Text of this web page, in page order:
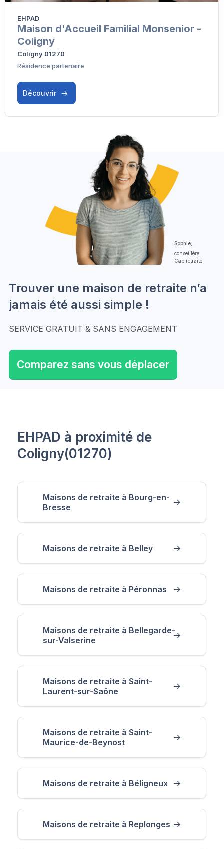
EHPAD
Maison d'Accueil Familial Monsenior -
Coligny
Coligny 01270
Résidence partenaire
Découvrir
Sophie,
conseillère
Cap retraite
Trouver une maison de retraite n’a
jamais été aussi simple !
SERVICE GRATUIT & SANS ENGAGEMENT
Comparez sans vous déplacer
EHPAD à proximité de
Coligny(01270)
Maisons de retraite à Bourg-en-
Bresse
Maisons de retraite à Belley
Maisons de retraite à Péronnas
Maisons de retraite à Bellegarde-
sur-Valserine
Maisons de retraite à Saint-
Laurent-sur-Saône
Maisons de retraite à Saint-
Maurice-de-Beynost
Maisons de retraite à Béligneux
Maisons de retraite à Replonges